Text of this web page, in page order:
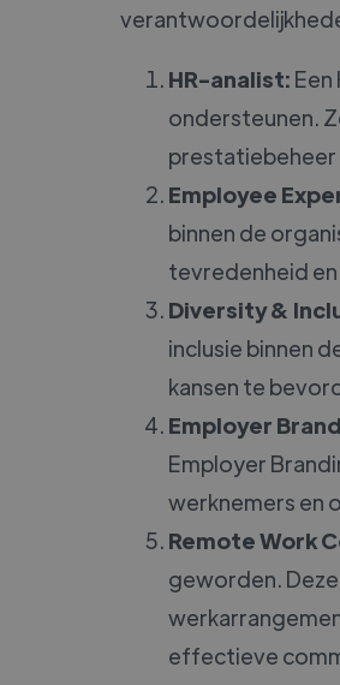
HR-analist:
ondersteunen.
prestatiebeheer
Employee
binnen de
tevredenheid
Diversity &
inclusie binnen
kansen te
Employer
Employer
werknemers en
Remote Work
geworden.
effectieve